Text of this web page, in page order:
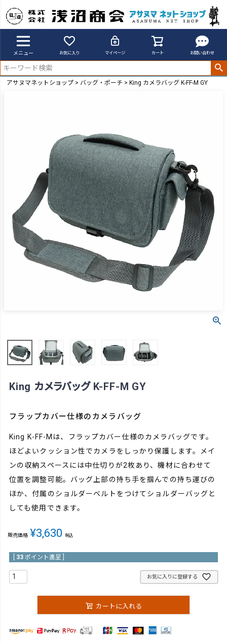
メニュー お気に入り マイページ カート お問い合わせ
アサヌマネットショップ バッグ・ポーチ King カメラバッグ K-FF-M GY
King カメラバッグ K-FF-M GY
フラップカバー仕様のカメラバッグ
King K-FF-Mは、フラップカバー仕様のカメラバッグです。
ほどよいクッション性でカメラをしっかり保護します。メイ
ンの収納スペースには中仕切りが2枚あり、機材に合わせて
位置を調整可能。バッグ上部の持ち手を掴んでの持ち運びの
ほか、付属のショルダーベルトをつけてショルダーバッグと
しても使用できます。
販売価格 ¥3,630 税込
33 ポイント進呈 ]
お気に入りに登録する
カートに入れる